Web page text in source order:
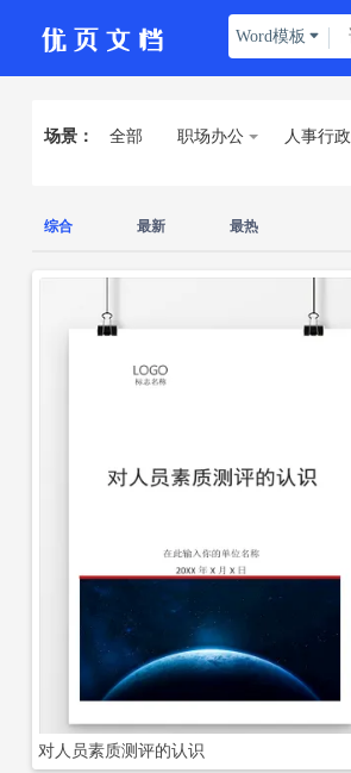
Word模板 
场景： 全部 职场办公 人事行政
综合 最新 最热
对人员素质测评的认识
立即下载